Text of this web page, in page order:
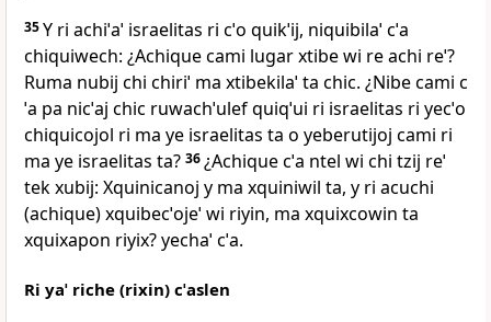
35Y ri achiˈaˈ israelitas ri cˈo quikˈij, niquibilaˈ cˈa
chiquiwech: ¿Achique cami lugar xtibe wi re achi reˈ?
Ruma nubij chi chiriˈ ma xtibekilaˈ ta chic. ¿Nibe cami c
ˈa pa nicˈaj chic ruwachˈulef quiqˈui ri israelitas ri yecˈo
chiquicojol ri ma ye israelitas ta o yeberutijoj cami ri
ma ye israelitas ta? 36¿Achique cˈa ntel wi chi tzij reˈ
tek xubij: Xquinicanoj y ma xquiniwil ta, y ri acuchi
(achique) xquibecˈojeˈ wi riyin, ma xquixcowin ta
xquixapon riyix? yechaˈ cˈa.
Ri yaˈ riche (rixin) cˈaslen